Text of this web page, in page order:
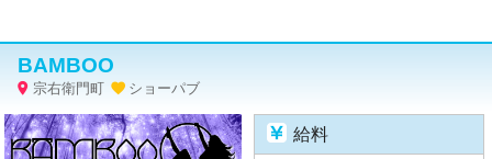
BAMBOO
 宗右衛門町  ショーパブ
給料